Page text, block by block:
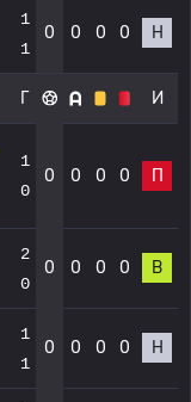
1
1
0 0 0 0 Н
Г И
1
0
0 0 0 0 П
2
0
0 0 0 0 В
1
1
0 0 0 0 Н